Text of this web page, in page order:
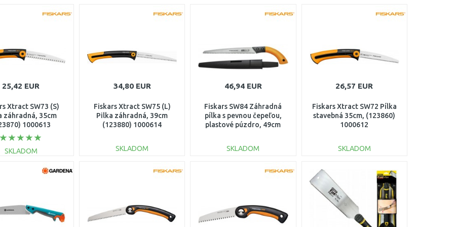
25,42 EUR
Xtract SW73 (S)
záhradná, 35cm
1000613
SKLADOM
DO KOŠÍKA
34,80 EUR
Fiskars Xtract SW75 (L)
Pilka záhradná, 39cm
(123880) 1000614
SKLADOM
DO KOŠÍKA
46,94 EUR
Fiskars SW84 Záhradná
pílka s pevnou čepeľou,
plastové púzdro, 49cm
SKLADOM
DO KOŠÍKA
26,57 EUR
Fiskars Xtract SW72 Pílka
stavebná 35cm, (123860)
1000612
SKLADOM
DO KOŠÍKA